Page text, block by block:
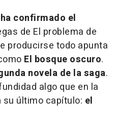
confirmado el
de El problema de
producirse todo apunta
El bosque oscuro.
novela de la saga.
algo que en la
su último capítulo: el